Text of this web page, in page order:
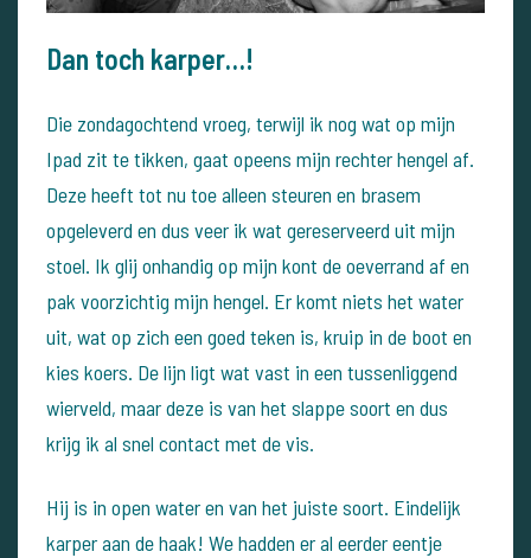
Dan toch karper…!
Die zondagochtend vroeg, terwijl ik nog wat op mijn
Ipad zit te tikken, gaat opeens mijn rechter hengel af.
Deze heeft tot nu toe alleen steuren en brasem
opgeleverd en dus veer ik wat gereserveerd uit mijn
stoel. Ik glij onhandig op mijn kont de oeverrand af en
pak voorzichtig mijn hengel. Er komt niets het water
uit, wat op zich een goed teken is, kruip in de boot en
kies koers. De lijn ligt wat vast in een tussenliggend
wierveld, maar deze is van het slappe soort en dus
krijg ik al snel contact met de vis.
Hij is in open water en van het juiste soort. Eindelijk
karper aan de haak! We hadden er al eerder eentje